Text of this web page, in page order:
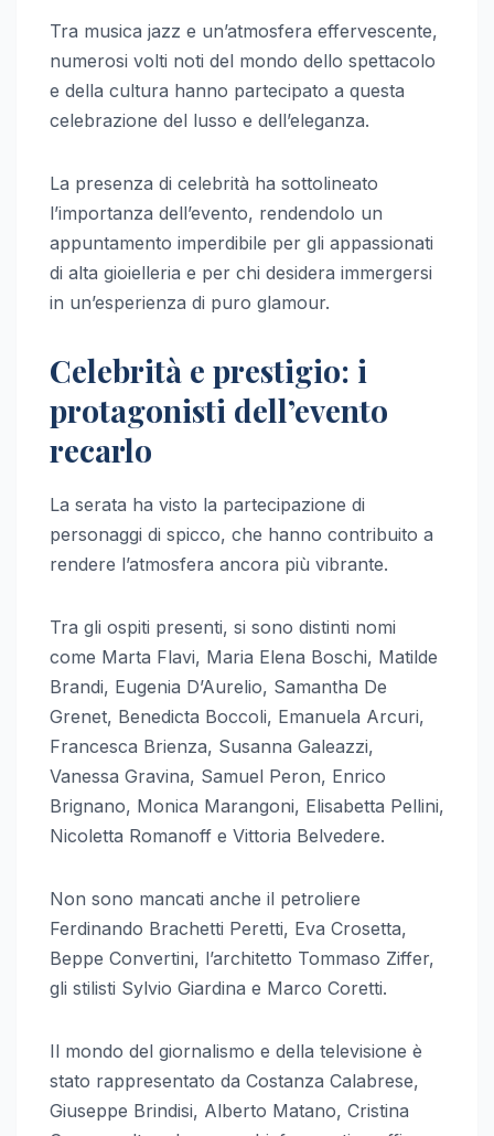
Tra musica jazz e un’atmosfera effervescente,
numerosi volti noti del mondo dello spettacolo
e della cultura hanno partecipato a questa
celebrazione del lusso e dell’eleganza.
La presenza di celebrità ha sottolineato
l’importanza dell’evento, rendendolo un
appuntamento imperdibile per gli appassionati
di alta gioielleria e per chi desidera immergersi
in un’esperienza di puro glamour.
Celebrità e prestigio: i
protagonisti dell’evento
recarlo
La serata ha visto la partecipazione di
personaggi di spicco, che hanno contribuito a
rendere l’atmosfera ancora più vibrante.
Tra gli ospiti presenti, si sono distinti nomi
come Marta Flavi, Maria Elena Boschi, Matilde
Brandi, Eugenia D’Aurelio, Samantha De
Grenet, Benedicta Boccoli, Emanuela Arcuri,
Francesca Brienza, Susanna Galeazzi,
Vanessa Gravina, Samuel Peron, Enrico
Brignano, Monica Marangoni, Elisabetta Pellini,
Nicoletta Romanoff e Vittoria Belvedere.
Non sono mancati anche il petroliere
Ferdinando Brachetti Peretti, Eva Crosetta,
Beppe Convertini, l’architetto Tommaso Ziffer,
gli stilisti Sylvio Giardina e Marco Coretti.
Il mondo del giornalismo e della televisione è
stato rappresentato da Costanza Calabrese,
Giuseppe Brindisi, Alberto Matano, Cristina